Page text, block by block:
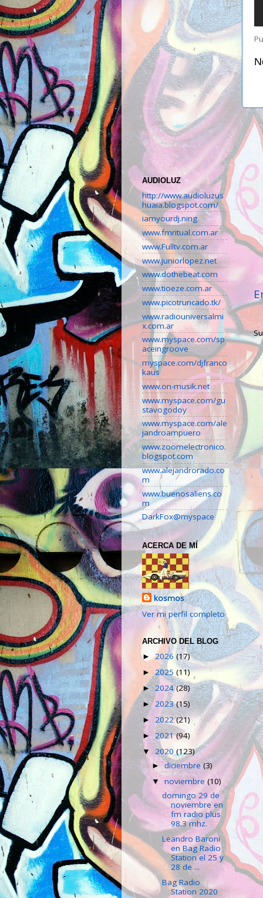
AUDIOLUZ
http://www.audioluzus
huaia.blogspot.com/
iamyourdj.ning
www.fmritual.com.ar
www.Fulltv.com.ar
www.juniorlopez.net
www.dothebeat.com
www.tioeze.com.ar
www.picotruncado.tk/
www.radiouniversalmi
x.com.ar
www.myspace.com/sp
aceingroove
myspace.com/djfranco
kaus
www.on-musik.net
www.myspace.com/gu
stavogodoy
www.myspace.com/ale
jandroampuero
www.zoomelectronico.
blogspot.com
www.alejandrorado.co
m
www.buenosaliens.co
m
DarkFox@myspace
ACERCA DE MÍ
kosmos
Ver mi perfil completo
ARCHIVO DEL BLOG
►2026 (17)
►2025 (11)
►2024(28)
►2023(15)
► 2022(21)
► 2021(94)
▼ 2020(123)
►diciembre(3)
▼noviembre(10)
domingo 29 de
noviembre en
fm radio plus
98.3 mhz.
Leandro Baroni
en Bag Radio
Station el 25 y
28 de ...
Bag Radio
Station 2020